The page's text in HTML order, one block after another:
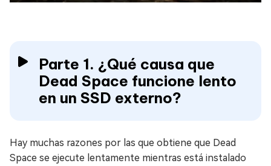
Parte 1. ¿Qué causa que
Dead Space funcione lento
en un SSD externo?
Hay muchas razones por las que obtiene que Dead
Space se ejecute lentamente mientras está instalado